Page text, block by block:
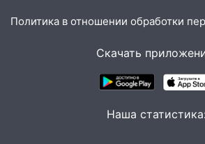
14:32
На Ульяновскую
надвигается жара
Пешеход переходил
подробности серьезной
Политика в отношении обработки
Скачать
Наша статистика: